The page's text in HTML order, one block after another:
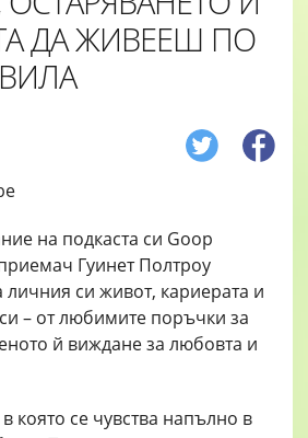
ДА ЖИВЕЕШ ПО
на подкаста си Goop
Гуинет Полтроу
личния си живот, кариерата и
– от любимите поръчки за
й виждане за любовта и
която се чувства напълно в